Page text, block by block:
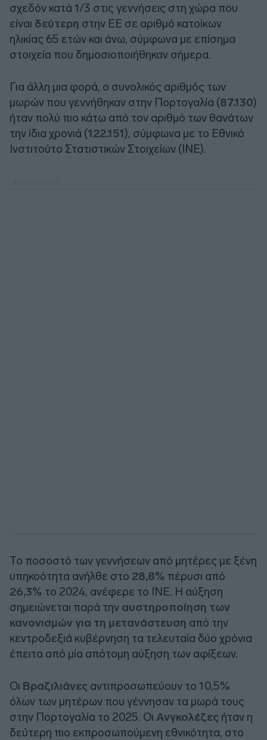
σχεδόν κατά 1/3 στις γεννήσεις στη χώρα που
είναι δεύτερη στην ΕΕ σε αριθμό κατοίκων
ηλικίας 65 ετών και άνω, σύμφωνα με επίσημα
στοιχεία που δημοσιοποιήθηκαν σήμερα.
Για άλλη μια φορά, ο συνολικός αριθμός των
μωρών που γεννήθηκαν στην Πορτογαλία (87.130)
ήταν πολύ πιο κάτω από τον αριθμό των θανάτων
την ίδια χρονιά (122.151), σύμφωνα με το Εθνικό
Ινστιτούτο Στατιστικών Στοιχείων (INE).
Το ποσοστό των γεννήσεων από μητέρες με ξένη
υπηκοότητα ανήλθε στο 28,8% πέρυσι από
26,3% το 2024, ανέφερε το INE. Η αύξηση
σημειώνεται παρά την αυστηροποίηση των
κανονισμών για τη μετανάστευση από την
κεντροδεξιά κυβέρνηση τα τελευταία δύο χρόνια
έπειτα από μία απότομη αύξηση των αφίξεων.
Οι Βραζιλιάνες αντιπροσωπεύουν το 10,5%
όλων των μητέρων που γέννησαν τα μωρά τους
στην Πορτογαλία το 2025. Οι Ανγκολέζες ήταν η
δεύτερη πιο εκπροσωπούμενη εθνικότητα, στο